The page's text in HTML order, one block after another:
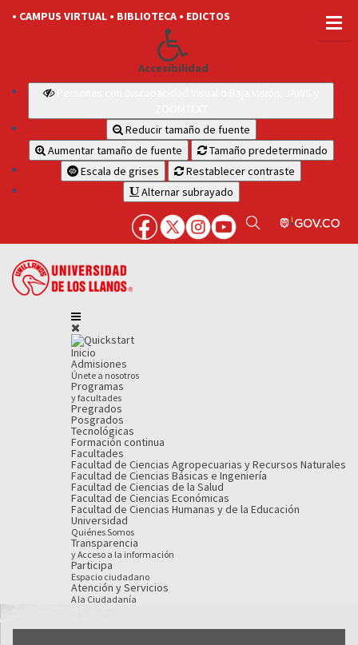
• CAMPUS VIRTUAL • BIBLIOTECA • EDICTOS
Accesibilidad
Reducir tamaño de fuente
Aumentar tamaño de fuente
Tamaño predeterminado
Escala de grises
Restablecer contraste
Alternar subrayado
Inicio
Admisiones
Únete a nosotros
Programas
y facultades
Pregrados
Posgrados
Tecnológicas
Formación continua
Facultades
Facultad de Ciencias Agropecuarias y Recursos Naturales
Facultad de Ciencias Básicas e Ingeniería
Facultad de Ciencias de la Salud
Facultad de Ciencias Económicas
Facultad de Ciencias Humanas y de la Educación
Universidad
Quiénes Somos
Transparencia
y Acceso a la información
Participa
Espacio ciudadano
Atención y Servicios
A la Ciudadanía